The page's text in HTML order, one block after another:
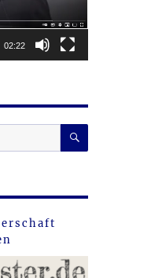
02:22
SUCHEN